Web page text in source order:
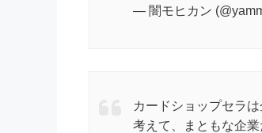
— 闇モヒカン
カードショップセラ
考えて、まともな企